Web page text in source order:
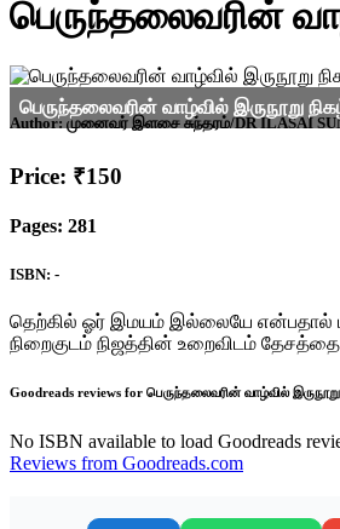
பெருந்தலைவரின்
Author: முனைவர் இளசை சுந்தரம்/DR ILASAI
Price: ₹150
Pages: 281
ISBN: -
தெற்கில் ஓர் இமயம் இல்லையே என்பதால்
நிறைகுடம் நிஜத்தின் உறைவிடம்
Goodreads reviews for பெருந்தலைவரின் வாழ்வில்
No ISBN available to load Goodreads
Reviews from Goodreads.com